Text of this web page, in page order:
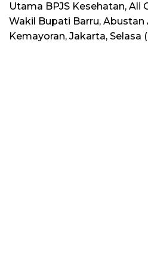
Utama BPJS Kesehatan, Ali
Wakil Bupati Barru, Abustan
Kemayoran, Jakarta, Selasa